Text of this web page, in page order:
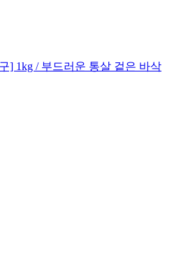
] 1kg / 부드러운 통살 겉은 바삭